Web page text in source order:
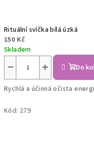
Rituální svíčka bílá úzká
150 Kč
Skladem
+
− Do
Rychlá a účinná očista
Kód: 279